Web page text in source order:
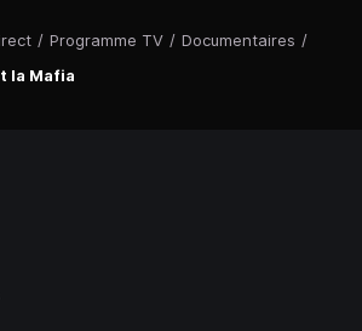
/ Programme TV / Documentaires /
la Mafia